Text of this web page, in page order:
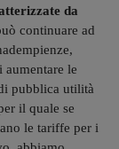
da
continuare ad
aumentare le
pubblica utilità
il quale se
le tariffe per i